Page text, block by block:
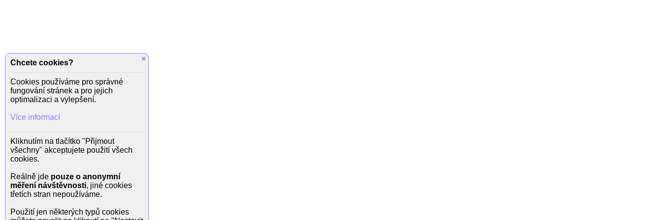
×
Chcete cookies?
Cookies používáme pro správné
fungování stránek a pro jejich
optimalizaci a vylepšení.
Více informací
Kliknutím na tlačítko "Přijmout
všechny" akceptujete použití všech
cookies.
Reálně jde pouze o anonymní
měření návštěvnosti, jiné cookies
třetích stran nepoužíváme.
Použití jen některých typů cookies